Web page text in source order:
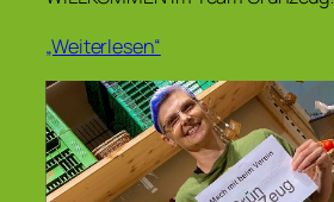
„Weiterlesen“